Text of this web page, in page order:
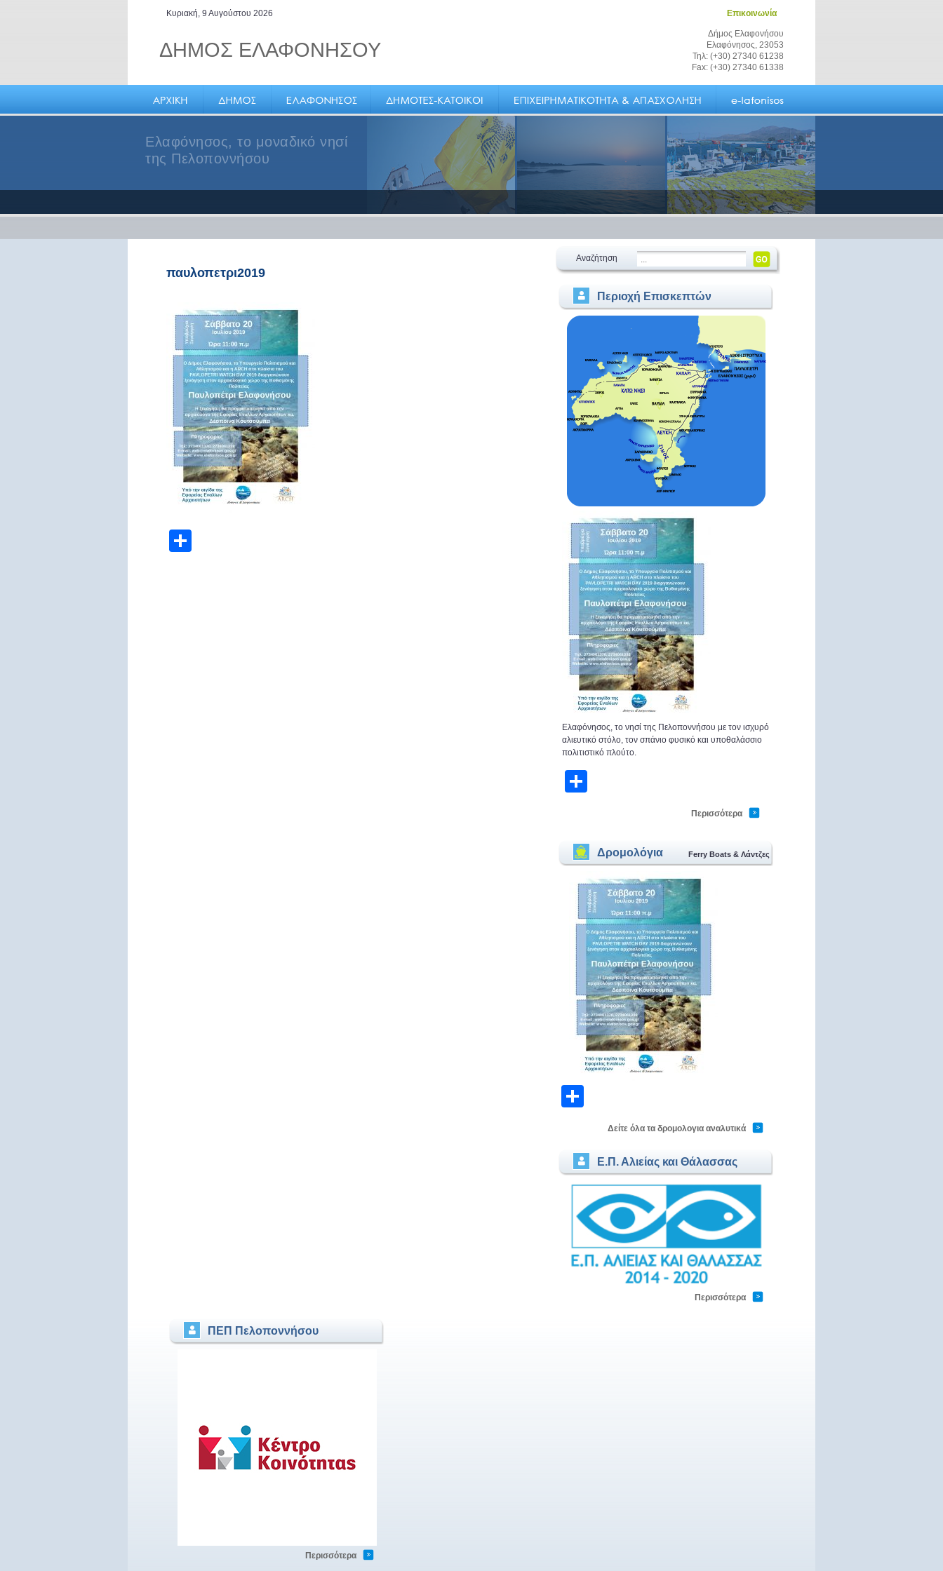
Κυριακή, 9 Αυγούστου 2026 Επικοινωνία
ΔΗΜΟΣ ΕΛΑΦΟΝΗΣΟΥ
Δήμος Ελαφονήσου
Ελαφόνησος, 23053
Τηλ: (+30) 27340 61238
Fax: (+30) 27340 61338
Ελαφόνησος, το μοναδικό νησί
της Πελοποννήσου
παυλοπετρι2019
Αναζήτηση
Περιοχή Επισκεπτών
Ελαφόνησος, το νησί της Πελοποννήσου με τον ισχυρό
αλιευτικό στόλο, τον σπάνιο φυσικό και υποθαλάσσιο
πολιτιστικό πλούτο.
Περισσότερα
Δρομολόγια Ferry Boats & Λάντζες
Δείτε όλα τα δρομολογια αναλυτικά
Ε.Π. Αλιείας και Θάλασσας
Περισσότερα
ΠΕΠ Πελοποννήσου
Περισσότερα